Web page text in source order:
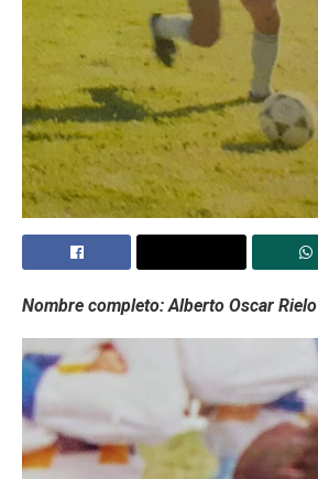
Nombre completo: Alberto Oscar Rielo